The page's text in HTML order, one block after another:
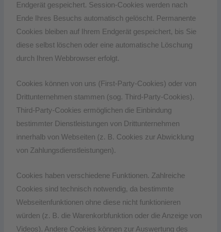
Endgerät gespeichert. Session-Cookies werden nach
Ende Ihres Besuchs automatisch gelöscht. Permanente
Cookies bleiben auf Ihrem Endgerät gespeichert, bis Sie
diese selbst löschen oder eine automatische Löschung
durch Ihren Webbrowser erfolgt.
Cookies können von uns (First-Party-Cookies) oder von
Drittunternehmen stammen (sog. Third-Party-Cookies).
Third-Party-Cookies ermöglichen die Einbindung
bestimmter Dienstleistungen von Drittunternehmen
innerhalb von Webseiten (z. B. Cookies zur Abwicklung
von Zahlungsdienstleistungen).
Cookies haben verschiedene Funktionen. Zahlreiche
Cookies sind technisch notwendig, da bestimmte
Webseitenfunktionen ohne diese nicht funktionieren
würden (z. B. die Warenkorbfunktion oder die Anzeige von
Videos). Andere Cookies können zur Auswertung des